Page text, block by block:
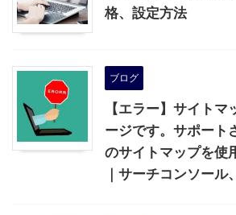
格、設定方法
ブログ
【エラー】サイト
ージです。サポート
のサイトマップを使
｜サーチコンソール